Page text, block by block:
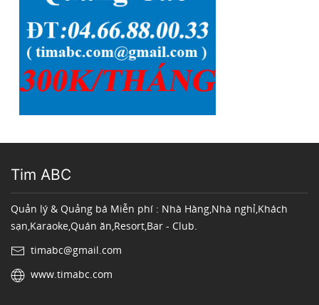
Tim ABC
Quản lý & Quảng bá Miễn phí : Nhà Hàng,Nhà nghỉ,Khách
sạn,Karaoke,Quán ăn,Resort,Bar - Club.
timabc@gmail.com
www.timabc.com